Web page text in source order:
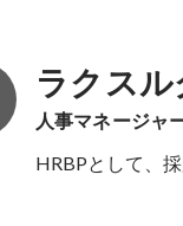
ラクス
人事マネージャ
HRBPとして、